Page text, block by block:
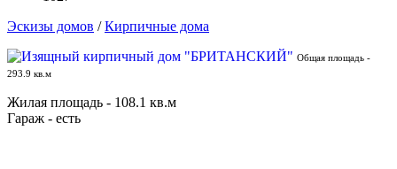
Эскизы домов /Кирпичные дома
Общая площадь -
293.9 кв.м
Жилая площадь - 108.1 кв.м
Гараж - есть